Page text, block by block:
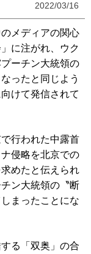
2022/03/16
メディアの関心
に注がれ、ウク
ーチン大統領の
ったと同じよう
けて発信されて
行われた中露首
侵略を北京での
めたと伝えられ
ン大統領の〝断
まったことにな
る「双奥」の合